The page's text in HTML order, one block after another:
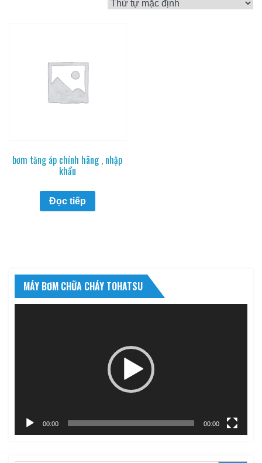
bơm tăng áp chính hãng , nhập
khẩu
Đọc tiếp
MÁY BƠM CHỮA CHÁY TOHATSU
00:00 00:00